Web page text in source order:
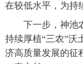
在较低水平，为持
下一步，神池农
持续厚植“三农”沃
济高质量发展的征